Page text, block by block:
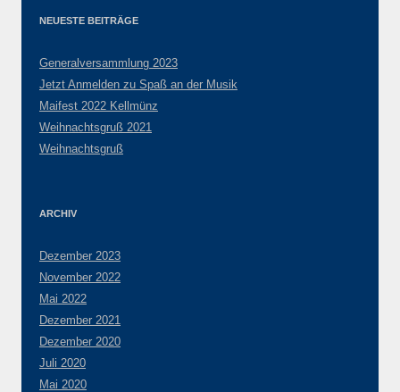
NEUESTE BEITRÄGE
Generalversammlung 2023
Jetzt Anmelden zu Spaß an der Musik
Maifest 2022 Kellmünz
Weihnachtsgruß 2021
Weihnachtsgruß
ARCHIV
Dezember 2023
November 2022
Mai 2022
Dezember 2021
Dezember 2020
Juli 2020
Mai 2020